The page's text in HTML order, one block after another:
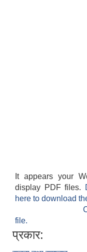
It appears your
display PDF files.
here to download
file.
प्रकार: